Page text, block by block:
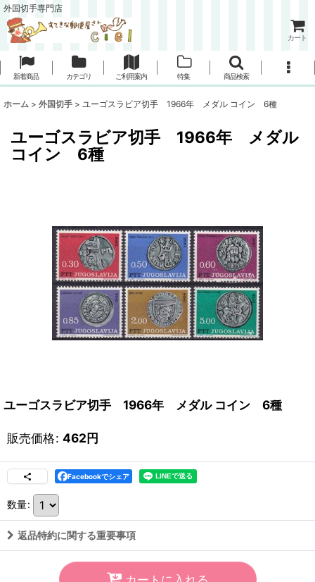
外国切手専門店
カート
新着商品 カテゴリ ご利用案内 特集 商品検索
ホーム > 外国切手 > ユーゴスラビア切手 1966年 メダル コイン 6種
ユーゴスラビア切手 1966年 メダル
コイン 6種
ユーゴスラビア切手 1966年 メダル コイン 6種
販売価格: 462円
Facebookでシェア
数量:
返品特約に関する重要事項